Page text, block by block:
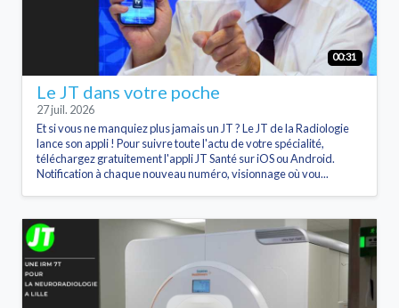
00:31
Le JT dans votre poche
27 juil. 2026
Et si vous ne manquiez plus jamais un JT ? Le JT de la Radiologie
lance son appli ! Pour suivre toute l'actu de votre spécialité,
téléchargez gratuitement l'appli JT Santé sur iOS ou Android.
Notification à chaque nouveau numéro, visionnage où vou...